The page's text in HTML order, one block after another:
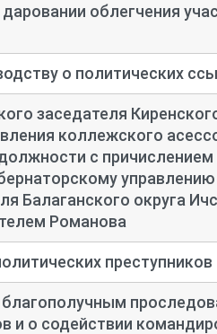
облегчения
о политических
заседателя
коллежского
с
Балаганского округа
Романова
преступников
и о содействии